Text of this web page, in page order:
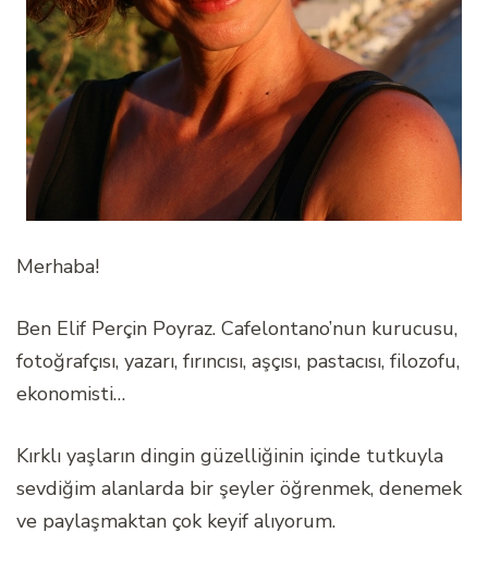
Merhaba!
Ben Elif Perçin Poyraz. Cafelontano’nun kurucusu,
fotoğrafçısı, yazarı, fırıncısı, aşçısı, pastacısı, filozofu,
ekonomisti…
Kırklı yaşların dingin güzelliğinin içinde tutkuyla
sevdiğim alanlarda bir şeyler öğrenmek, denemek
ve paylaşmaktan çok keyif alıyorum.